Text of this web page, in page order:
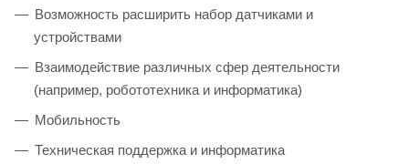
Возможность расширить набор датчиками и
устройствами
Взаимодействие различных сфер деятельности
(например, робототехника и информатика)
Мобильность
Техническая поддержка и информатика